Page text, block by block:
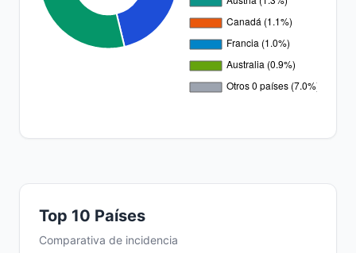
Top 10 Países
Comparativa de incidencia